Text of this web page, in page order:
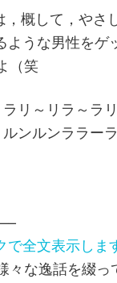
概して，やさ
ような男性をゲ
（笑
リ～リラ～ラ
ンルンララー
で全文表示しま
々な逸話を綴